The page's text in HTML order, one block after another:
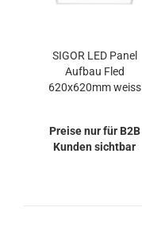
SIGOR LED Panel
Aufbau Fled
620x620mm weiss
Preise nur für B2B
Kunden sichtbar